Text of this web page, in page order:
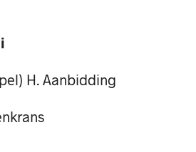
H. Aanbidding